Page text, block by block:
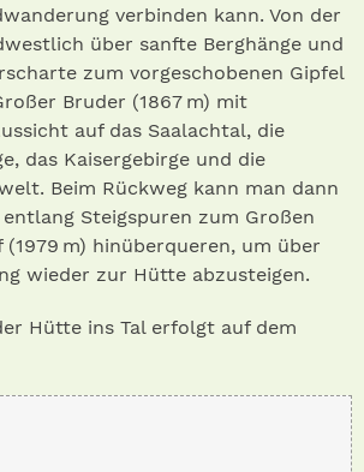
verbinden kann. Von der
über sanfte Berghänge und
zum vorgeschobenen Gipfel
Bruder (1867 m) mit
auf das Saalachtal, die
das Kaisergebirge und die
Beim Rückweg kann man dann
Steigspuren zum Großen
m) hinüberqueren, um über
wieder zur Hütte abzusteigen.
Hütte ins Tal erfolgt auf dem